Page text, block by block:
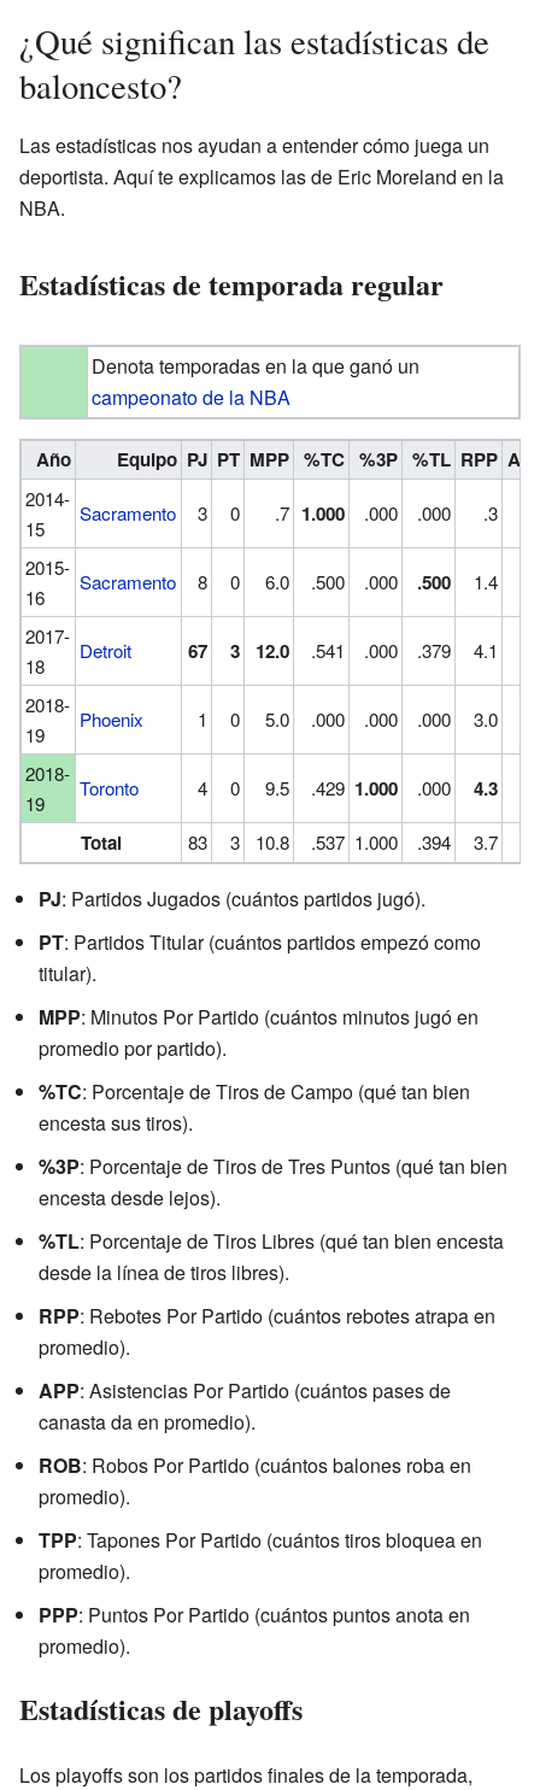
¿Qué significan las estadísticas de
baloncesto?
Las estadísticas nos ayudan a entender cómo juega un
deportista. Aquí te explicamos las de Eric Moreland en la
NBA.
Estadísticas de temporada regular
Denota temporadas en la que ganó un
campeonato de la NBA
Año Equipo PJ PT MPP %TC %3P %TL RPP
2014-
15
Sacramento 3 0 .7 1.000 .000 .000 .3
2015-
16
Sacramento 8 0 6.0 .500 .000 .500 1.4
2017-
18
Detroit 67 3 12.0 .541 .000 .379 4.1
2018-
19
Phoenix 1 0 5.0 .000 .000 .000 3.0
2018-
19
Toronto 4 0 9.5 .429 1.000 .000 4.3
Total 83 3 10.8 .537 1.000 .394 3.7
PJ: Partidos Jugados (cuántos partidos jugó).
PT: Partidos Titular (cuántos partidos empezó como
titular).
MPP: Minutos Por Partido (cuántos minutos jugó en
promedio por partido).
%TC: Porcentaje de Tiros de Campo (qué tan bien
encesta sus tiros).
%3P: Porcentaje de Tiros de Tres Puntos (qué tan bien
encesta desde lejos).
%TL: Porcentaje de Tiros Libres (qué tan bien encesta
desde la línea de tiros libres).
RPP: Rebotes Por Partido (cuántos rebotes atrapa en
promedio).
APP: Asistencias Por Partido (cuántos pases de
canasta da en promedio).
ROB: Robos Por Partido (cuántos balones roba en
promedio).
TPP: Tapones Por Partido (cuántos tiros bloquea en
promedio).
PPP: Puntos Por Partido (cuántos puntos anota en
promedio).
Estadísticas de playoffs
Los playoffs son los partidos finales de la temporada,